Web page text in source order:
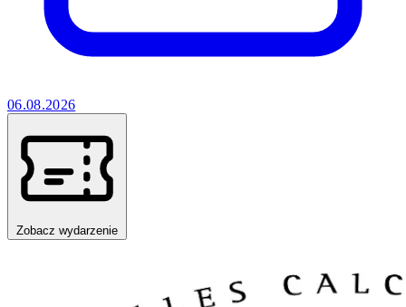
06.08.2026
Zobacz wydarzenie